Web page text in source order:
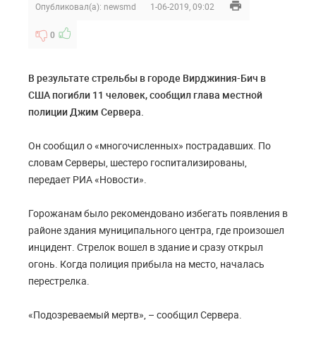
Опубликовал(а): newsmd 1-06-2019, 09:02
0
В результате стрельбы в городе Вирджиния-Бич в
США погибли 11 человек, сообщил глава местной
полиции Джим Сервера.
Он сообщил о «многочисленных» пострадавших. По
словам Серверы, шестеро госпитализированы,
передает РИА «Новости».
Горожанам было рекомендовано избегать появления в
районе здания муниципального центра, где произошел
инцидент. Стрелок вошел в здание и сразу открыл
огонь. Когда полиция прибыла на место, началась
перестрелка.
«Подозреваемый мертв», – сообщил Сервера.